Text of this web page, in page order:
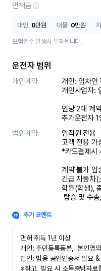
면책금
대인 0만원 대물 0만원
보험접수 발생시 부과됩니다.
운전자 범위
개인계약
개인: 임차인
개인사업자:
인당 2대 계
추가운전자 1
법인계약
임직원 전용
고객 전용 가
*카드결제시
계약 불가 업
긴급 자동차(
학원(학생),
탑승 및 수
추가 코멘트
면허 취득 1년 이상
개인: 주민등록등본,  본인명
법인: 범용 공인인증서 필요
※참고, 필요 시 소득증빙자료